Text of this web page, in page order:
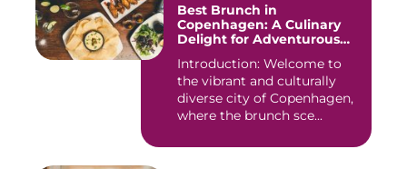
Best Brunch in
Copenhagen: A Culinary
Delight for Adventurous
Introduction: Welcome to
the vibrant and culturally
diverse city of Copenhagen,
where the brunch sce...